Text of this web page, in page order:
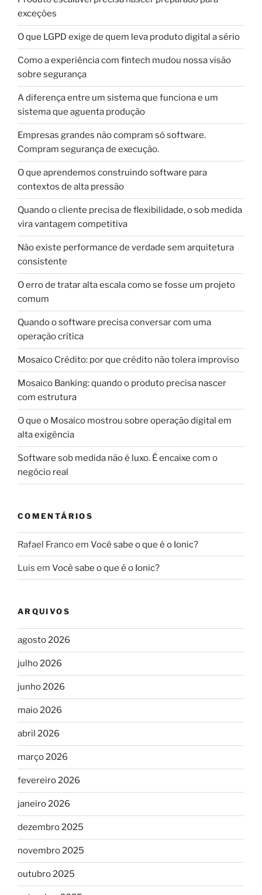
exceções
O que LGPD exige de quem leva produto digital a sério
Como a experiência com fintech mudou nossa visão
sobre segurança
A diferença entre um sistema que funciona e um
sistema que aguenta produção
Empresas grandes não compram só software.
Compram segurança de execução.
O que aprendemos construindo software para
contextos de alta pressão
Quando o cliente precisa de flexibilidade, o sob medida
vira vantagem competitiva
Não existe performance de verdade sem arquitetura
consistente
O erro de tratar alta escala como se fosse um projeto
comum
Quando o software precisa conversar com uma
operação crítica
Mosaico Crédito: por que crédito não tolera improviso
Mosaico Banking: quando o produto precisa nascer
com estrutura
O que o Mosaico mostrou sobre operação digital em
alta exigência
Software sob medida não é luxo. É encaixe com o
negócio real
COMENTÁRIOS
Rafael Francoem Você sabe o que é o Ionic?
Luis em Você sabe o que é o Ionic?
ARQUIVOS
agosto 2026
julho 2026
junho 2026
maio 2026
abril 2026
março 2026
fevereiro 2026
janeiro 2026
dezembro 2025
novembro 2025
outubro 2025